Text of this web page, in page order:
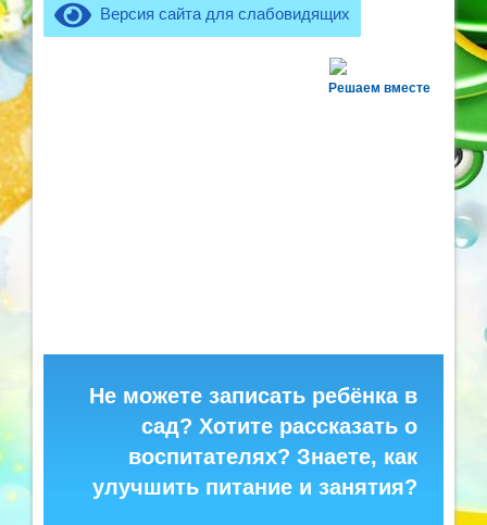
Версия сайта для слабовидящих
Решаем вместе
Не можете записать ребёнка в
сад? Хотите рассказать о
воспитателях? Знаете, как
улучшить питание и занятия?